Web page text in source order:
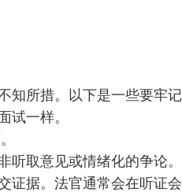
所措。以下是一些要牢记
试一样。
听取意见或情绪化的争论。
证据。法官通常会在听证